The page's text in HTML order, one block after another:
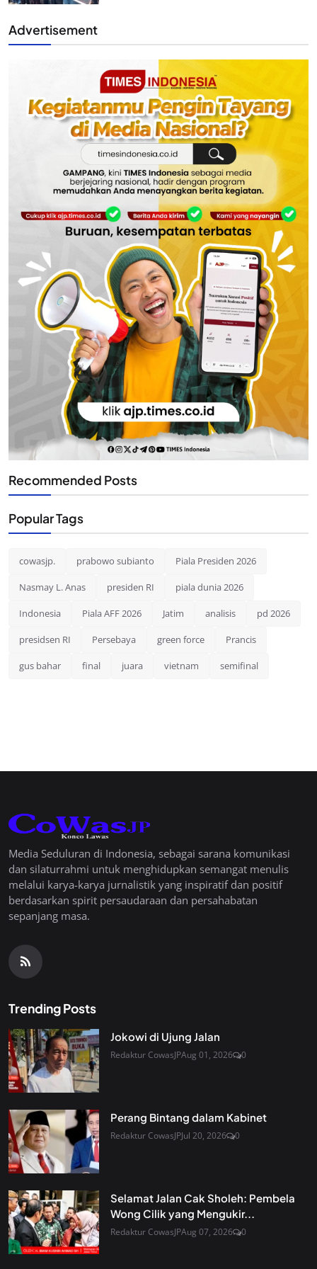
Advertisement
Recommended Posts
Popular Tags
cowasjp. prabowo subianto Piala Presiden 2026
Nasmay L. Anas presiden RI piala dunia 2026
Indonesia Piala AFF 2026 Jatim analisis pd 2026
presidsen RI Persebaya green force Prancis
gus bahar final juara vietnam semifinal
Media Seduluran di Indonesia, sebagai sarana komunikasi
dan silaturrahmi untuk menghidupkan semangat menulis
melalui karya-karya jurnalistik yang inspiratif dan positif
berdasarkan spirit persaudaraan dan persahabatan
sepanjang masa.
Trending Posts
Jokowi di Ujung Jalan
Redaktur CowasJPAug 01, 2026 0
Perang Bintang dalam Kabinet
Redaktur CowasJPJul 20, 2026 0
Selamat Jalan Cak Sholeh: Pembela
Wong Cilik yang Mengukir...
Redaktur CowasJPAug 07, 2026 0